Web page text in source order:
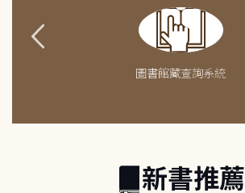
圖書館藏查詢系統
新書推薦